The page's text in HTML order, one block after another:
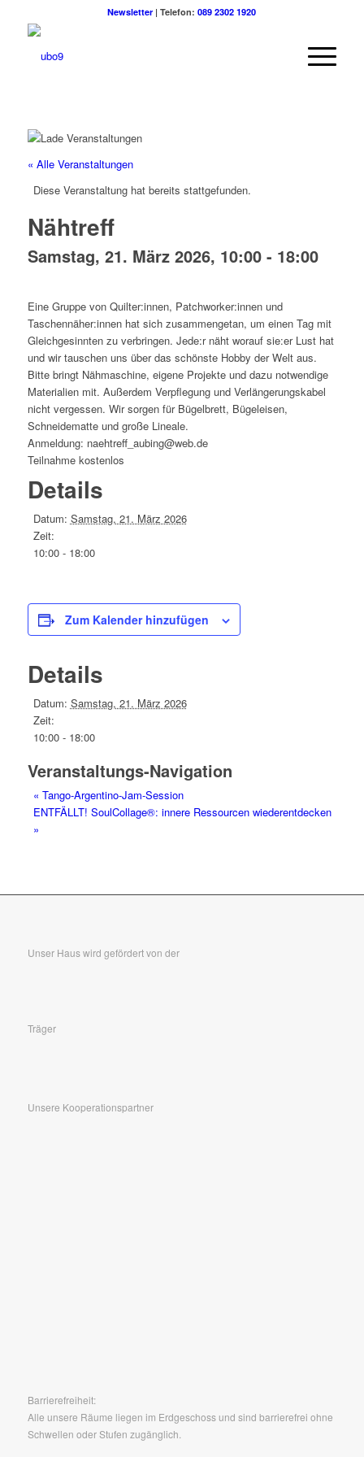
Newsletter | Telefon:089 2302 1920
« Alle Veranstaltungen
Diese Veranstaltung hat bereits stattgefunden.
Nähtreff
Samstag, 21. März 2026, 10:00- 18:00
Eine Gruppe von Quilter:innen, Patchworker:innen und
Taschennäher:innen hat sich zusammengetan, um einen Tag mit
Gleichgesinnten zu verbringen. Jede:r näht worauf sie:er Lust hat
und wir tauschen uns über das schönste Hobby der Welt aus.
Bitte bringt Nähmaschine, eigene Projekte und dazu notwendige
Materialien mit. Außerdem Verpflegung und Verlängerungskabel
nicht vergessen. Wir sorgen für Bügelbrett, Bügeleisen,
Schneidematte und große Lineale.
Anmeldung: naehtreff_aubing@web.de
Teilnahme kostenlos
Details
Datum: Samstag, 21. März 2026
Zeit:
10:00 - 18:00
Zum Kalender hinzufügen
Details
Datum: Samstag, 21. März 2026
Zeit:
10:00 - 18:00
Veranstaltungs-Navigation
« Tango-Argentino-Jam-Session
ENTFÄLLT! SoulCollage®: innere Ressourcen wiederentdecken
»
Unser Haus wird gefördert von der
Träger
Unsere Kooperationspartner
Barrierefreiheit:
Alle unsere Räume liegen im Erdgeschoss und sind barrierefrei ohne
Schwellen oder Stufen zugänglich.